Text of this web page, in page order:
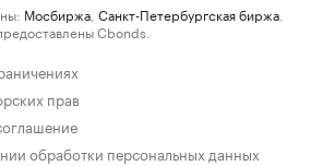
Мосбиржа Санкт-Петербургская биржа
Cbonds.
прав
обработки персональных данных